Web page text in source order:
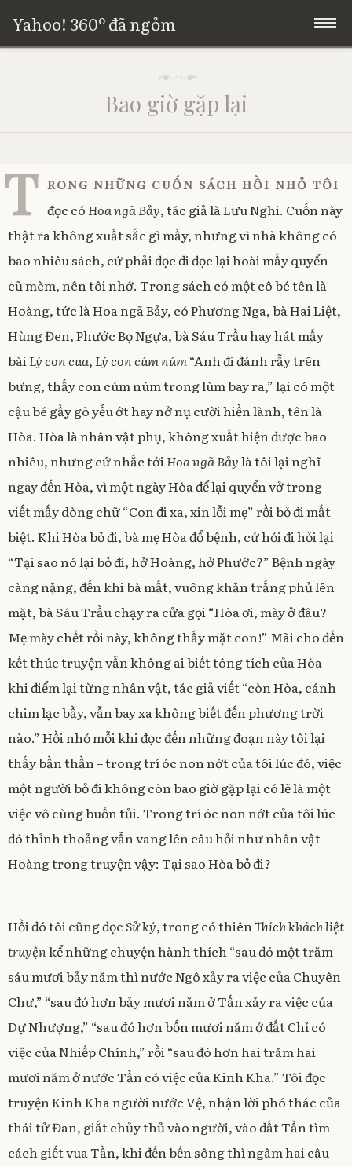
Yahoo! 360º đã ngỏm
t
e
n
0
4
0
/
2
0
1
Bao giờ gặp lại
T rong những cuốn sách hồi nhỏ tôi
đọc có Hoa ngã Bảy, tác giả là Lưu Nghi. Cuốn này
thật ra không xuất sắc gì mấy, nhưng vì nhà không có
bao nhiêu sách, cứ phải đọc đi đọc lại hoài mấy quyển
cũ mèm, nên tôi nhớ. Trong sách có một cô bé tên là
Hoàng, tức là Hoa ngã Bảy, có Phương Nga, bà Hai Liệt,
Hùng Đen, Phước Bọ Ngựa, bà Sáu Trầu hay hát mấy
bàiLý con cua, Lý con cúm núm“Anh đi đánh rẫy trên
bưng, thấy con cúm núm trong lùm bay ra,” lại có một
cậu bé gầy gò yếu ớt hay nở nụ cười hiền lành, tên là
Hòa. Hòa là nhân vật phụ, không xuất hiện được bao
nhiêu, nhưng cứ nhắc tớiHoa ngã Bảylà tôi lại nghĩ
ngay đến Hòa, vì một ngày Hòa để lại quyển vở trong
viết mấy dòng chữ “Con đi xa, xin lỗi mẹ” rồi bỏ đi mất
biệt. Khi Hòa bỏ đi, bà mẹ Hòa đổ bệnh, cứ hỏi đi hỏi lại
“Tại sao nó lại bỏ đi, hở Hoàng, hở Phước?” Bệnh ngày
càng nặng, đến khi bà mất, vuông khăn trắng phủ lên
mặt, bà Sáu Trầu chạy ra cửa gọi “Hòa ơi, mày ở đâu?
Mẹ mày chết rồi này, không thấy mặt con!” Mãi cho đến
kết thúc truyện vẫn không ai biết tông tích của Hòa –
khi điểm lại từng nhân vật, tác giả viết “còn Hòa, cánh
chim lạc bầy, vẫn bay xa không biết đến phương trời
nào.” Hồi nhỏ mỗi khi đọc đến những đoạn này tôi lại
thấy bần thần – trong trí óc non nớt của tôi lúc đó, việc
một người bỏ đi không còn bao giờ gặp lại có lẽ là một
việc vô cùng buồn tủi. Trong trí óc non nớt của tôi lúc
đó thỉnh thoảng vẫn vang lên câu hỏi như nhân vật
Hoàng trong truyện vậy: Tại sao Hòa bỏ đi?
Hồi đó tôi cũng đọcSử ký, trong có thiênThích khách liệt
truyệnkể những chuyện hành thích “sau đó một trăm
sáu mươi bảy năm thì nước Ngô xảy ra việc của Chuyên
Chư,” “sau đó hơn bảy mươi năm ở Tấn xảy ra việc của
Dự Nhượng,” “sau đó hơn bốn mươi năm ở đất Chỉ có
việc của Nhiếp Chính,” rồi “sau đó hơn hai trăm hai
mươi năm ở nước Tần có việc của Kinh Kha.” Tôi đọc
truyện Kinh Kha người nước Vệ, nhận lời phó thác của
thái tử Đan, giắt chủy thủ vào người, vào đất Tần tìm
cách giết vua Tần, khi đến bến sông thì ngâm hai câu